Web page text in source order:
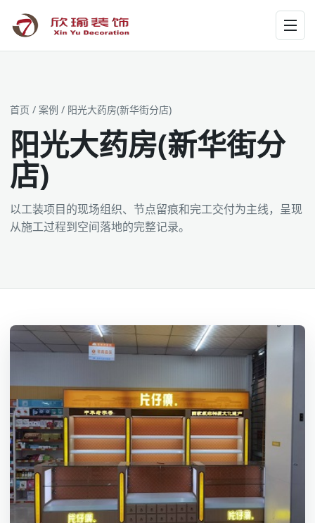
工装为主 · 家装为辅 · 设计施工
首页 / 案例 / 阳光大药房(新华街分店)
阳光大药房(新华街分
店)
以工装项目的现场组织、节点留痕和完工交付为主线，呈现
从施工过程到空间落地的完整记录。